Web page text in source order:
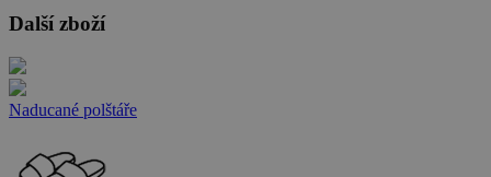
Další zboží
Naducané polštáře